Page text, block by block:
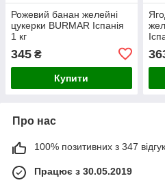
Рожевий банан желейні
цукерки BURMAR Іспанія
1 кг
345 ₴
Купити
Про нас
100% позитивних з 347
Працює з 30.05.2019